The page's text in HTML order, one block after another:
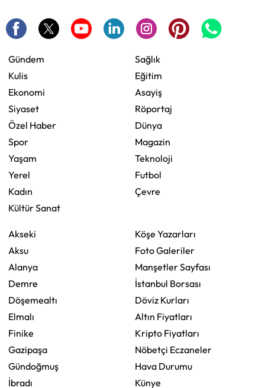
Gündem
Kulis
Ekonomi
Siyaset
Özel Haber
Spor
Yaşam
Yerel
Kadın
Kültür Sanat
Sağlık
Eğitim
Asayiş
Röportaj
Dünya
Magazin
Teknoloji
Futbol
Çevre
Akseki
Aksu
Alanya
Demre
Döşemealtı
Elmalı
Finike
Gazipaşa
Gündoğmuş
İbradı
Köşe Yazarları
Foto Galeriler
Manşetler Sayfası
İstanbul Borsası
Döviz Kurları
Altın Fiyatları
Kripto Fiyatları
Nöbetçi Eczaneler
Hava Durumu
Künye